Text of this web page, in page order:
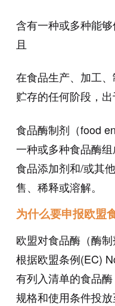
含有一种或多种能
且
在食品生产、加工
贮存的任何阶段，
食品酶制剂（food
一种或多种食品酶
食品添加剂和/或其
售、稀释或溶解。
为什么要申报欧盟
欧盟对食品酶（酶制
根据欧盟条例(EC)
有列入清单的食品
规格和使用条件投放